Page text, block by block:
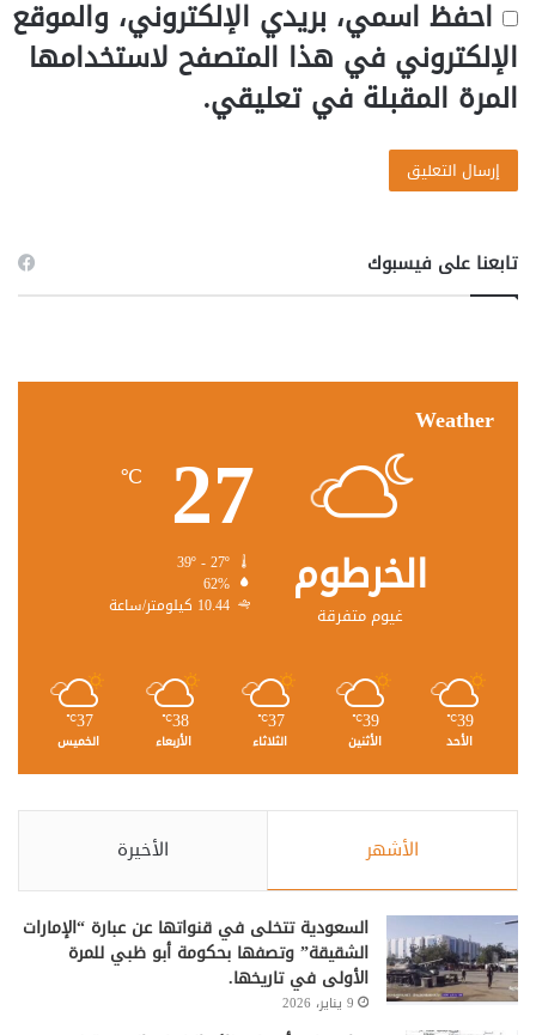
احفظ اسمي، بريدي الإلكتروني، والموقع
الإلكتروني في هذا المتصفح لاستخدامها
المرة المقبلة في تعليقي.
تابعنا على فيسبوك
Weather
الخرطوم
غيوم متفرقة
27
℃
62%
10.44 كيلومتر/ساعة
39
℃
الأحد
39
℃
الأثنين
37
℃
الثلاثاء
38
℃
الأربعاء
37
℃
الخميس
الأشهر الأخيرة
السعودية تتخلى في قنواتها عن عبارة “الإمارات
الشقيقة” وتصفها بحكومة أبو ظبي للمرة
الأولى في تاريخها.
9 يناير، 2026